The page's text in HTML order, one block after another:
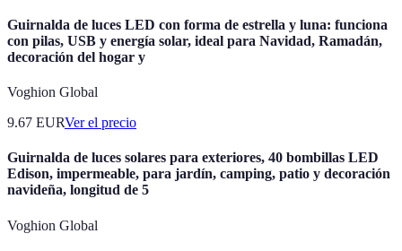
Guirnalda de luces LED con forma de estrella y luna: funciona
con pilas, USB y energía solar, ideal para Navidad, Ramadán,
decoración del hogar y
Voghion Global
9.67 EURVer el precio
Guirnalda de luces solares para exteriores, 40 bombillas LED
Edison, impermeable, para jardín, camping, patio y decoración
navideña, longitud de 5
Voghion Global